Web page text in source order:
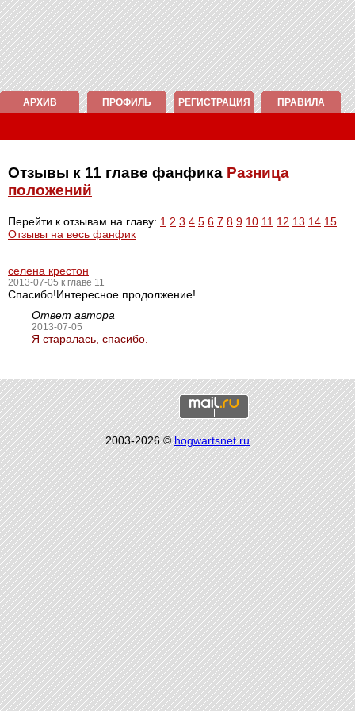
АРХИВ ПРОФИЛЬ РЕГИСТРАЦИЯ ПРАВИЛА
Отзывы к 11 главе фанфика Разница
положений
Перейти к отзывам на главу: 1 2 3 4 5 6 7 8 9 10 11 12 13 14 15
Отзывы на весь фанфик
селена крестон
2013-07-05 к главе 11
Спасибо!Интересное продолжение!
Ответ автора
2013-07-05
Я старалась, спасибо.
2003-2026 ©hogwartsnet.ru